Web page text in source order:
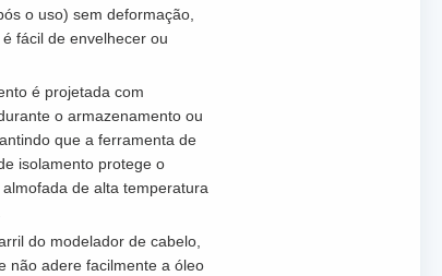
o uso) sem deformação,
fácil de envelhecer ou
é projetada com
o armazenamento ou
que a ferramenta de
isolamento protege o
de alta temperatura
do modelador de cabelo,
não adere facilmente a óleo